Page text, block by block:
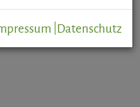
Datenschutz